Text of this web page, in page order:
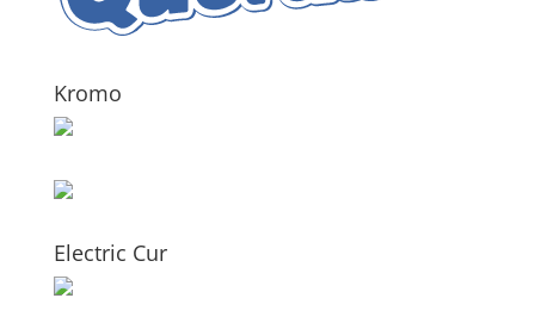
Kromo
Electric Cur